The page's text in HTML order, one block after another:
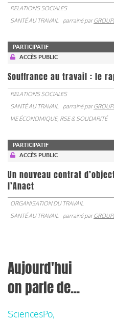
RELATIONS SOCIALES
SANTÉ AU TRAVAIL
parrainé par
PARTICIPATIF
ACCÈS PUBLIC
Souffrance au travail : le
RELATIONS SOCIALES
SANTÉ AU TRAVAIL
parrainé par
VIE ÉCONOMIQUE, RSE & SOLIDARITÉ
PARTICIPATIF
ACCÈS PUBLIC
Un nouveau contrat
l’Anact
ORGANISATION DU TRAVAIL
SANTÉ AU TRAVAIL
parrainé par
Aujourd'hui
on parle de...
SciencesPo,